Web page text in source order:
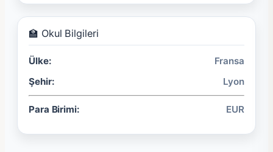
🏫 Okul Bilgileri
Ülke:
Fransa
Şehir:
Lyon
Para Birimi: EUR